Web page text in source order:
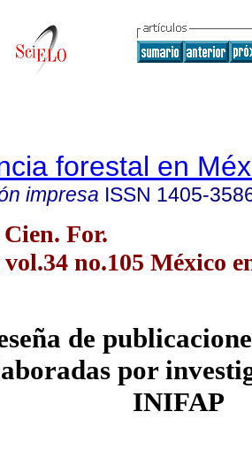
forestal en
impresa ISSN 1405-
Cien. For.
no.105 México
de
por
INIFAP